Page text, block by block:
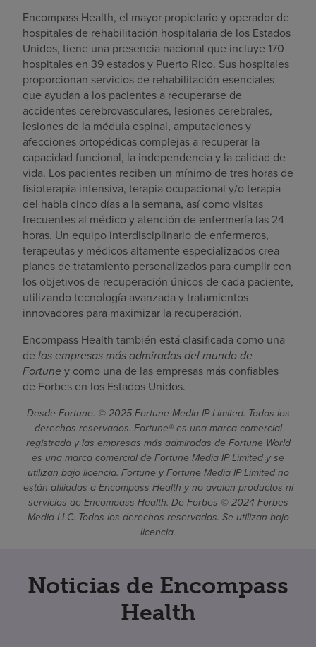
Encompass Health, el mayor propietario y operador de
hospitales de rehabilitación hospitalaria de los Estados
Unidos, tiene una presencia nacional que incluye 170
hospitales en 39 estados y Puerto Rico. Sus hospitales
proporcionan servicios de rehabilitación esenciales
que ayudan a los pacientes a recuperarse de
accidentes cerebrovasculares, lesiones cerebrales,
lesiones de la médula espinal, amputaciones y
afecciones ortopédicas complejas a recuperar la
capacidad funcional, la independencia y la calidad de
vida. Los pacientes reciben un mínimo de tres horas de
fisioterapia intensiva, terapia ocupacional y/o terapia
del habla cinco días a la semana, así como visitas
frecuentes al médico y atención de enfermería las 24
horas. Un equipo interdisciplinario de enfermeros,
terapeutas y médicos altamente especializados crea
planes de tratamiento personalizados para cumplir con
los objetivos de recuperación únicos de cada paciente,
utilizando tecnología avanzada y tratamientos
innovadores para maximizar la recuperación.
Encompass Health también está clasificada como una
de las empresas más admiradas del mundo de
Fortune y como una de las empresas más confiables
de Forbes en los Estados Unidos.
Desde Fortune. © 2025 Fortune Media IP Limited. Todos los
derechos reservados. Fortune® es una marca comercial
registrada y las empresas más admiradas de Fortune World
es una marca comercial de Fortune Media IP Limited y se
utilizan bajo licencia. Fortune y Fortune Media IP Limited no
están afiliadas a Encompass Health y no avalan productos ni
servicios de Encompass Health. De Forbes © 2024 Forbes
Media LLC. Todos los derechos reservados. Se utilizan bajo
licencia.
Noticias de Encompass
Health